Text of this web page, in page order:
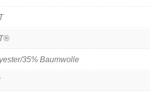
35% Baumwolle